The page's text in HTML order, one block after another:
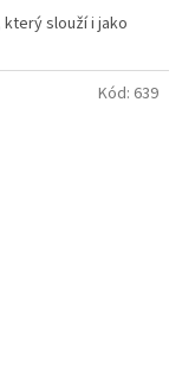
slouží i jako
Kód: 639